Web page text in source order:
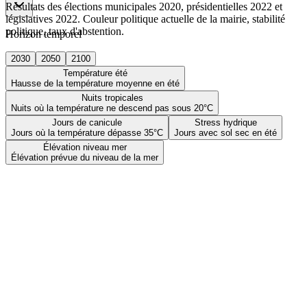
Horizon temporel
2030 2050
2100
Température été
Hausse de la température moyenne en été
Nuits tropicales
Nuits où la température ne descend pas sous 20°C
Jours de canicule
Jours où la température dépasse 35°C
Stress hydrique
Jours avec sol sec en été
Élévation niveau mer
Élévation prévue du niveau de la mer
Résultats des élections municipales 2020, présidentielles 2022 et
législatives 2022. Couleur politique actuelle de la mairie, stabilité
politique, taux d'abstention.